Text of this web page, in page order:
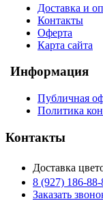
Доставка и
Контакты
Оферта
Карта сайта
Информация
Публичная
Политика
Контакты
Доставка
8 (927) 186-88-
Заказать